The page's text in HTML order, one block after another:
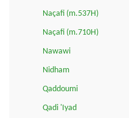
Naçafi (m.537H)
Naçafi (m.710H)
Nawawi
Nidham
Qaddoumi
Qadi 'Iyad